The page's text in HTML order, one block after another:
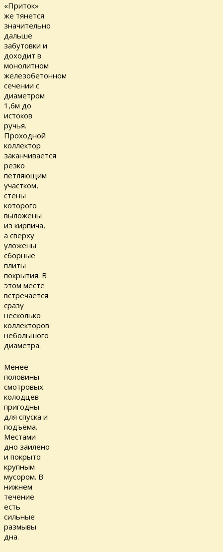
«Приток»
же тянется
значительно
дальше
забутовки и
доходит в
монолитном
железобетонном
сечении с
диаметром
1,6м до
истоков
ручья.
Проходной
коллектор
заканчивается
резко
петляющим
участком,
стены
которого
выложены
из кирпича,
а сверху
уложены
сборные
плиты
покрытия. В
этом месте
встречается
сразу
несколько
коллекторов
небольшого
диаметра.
Менее
половины
смотровых
колодцев
пригодны
для спуска и
подъёма.
Местами
дно заилено
и покрыто
крупным
мусором. В
нижнем
течение
есть
сильные
размывы
дна.